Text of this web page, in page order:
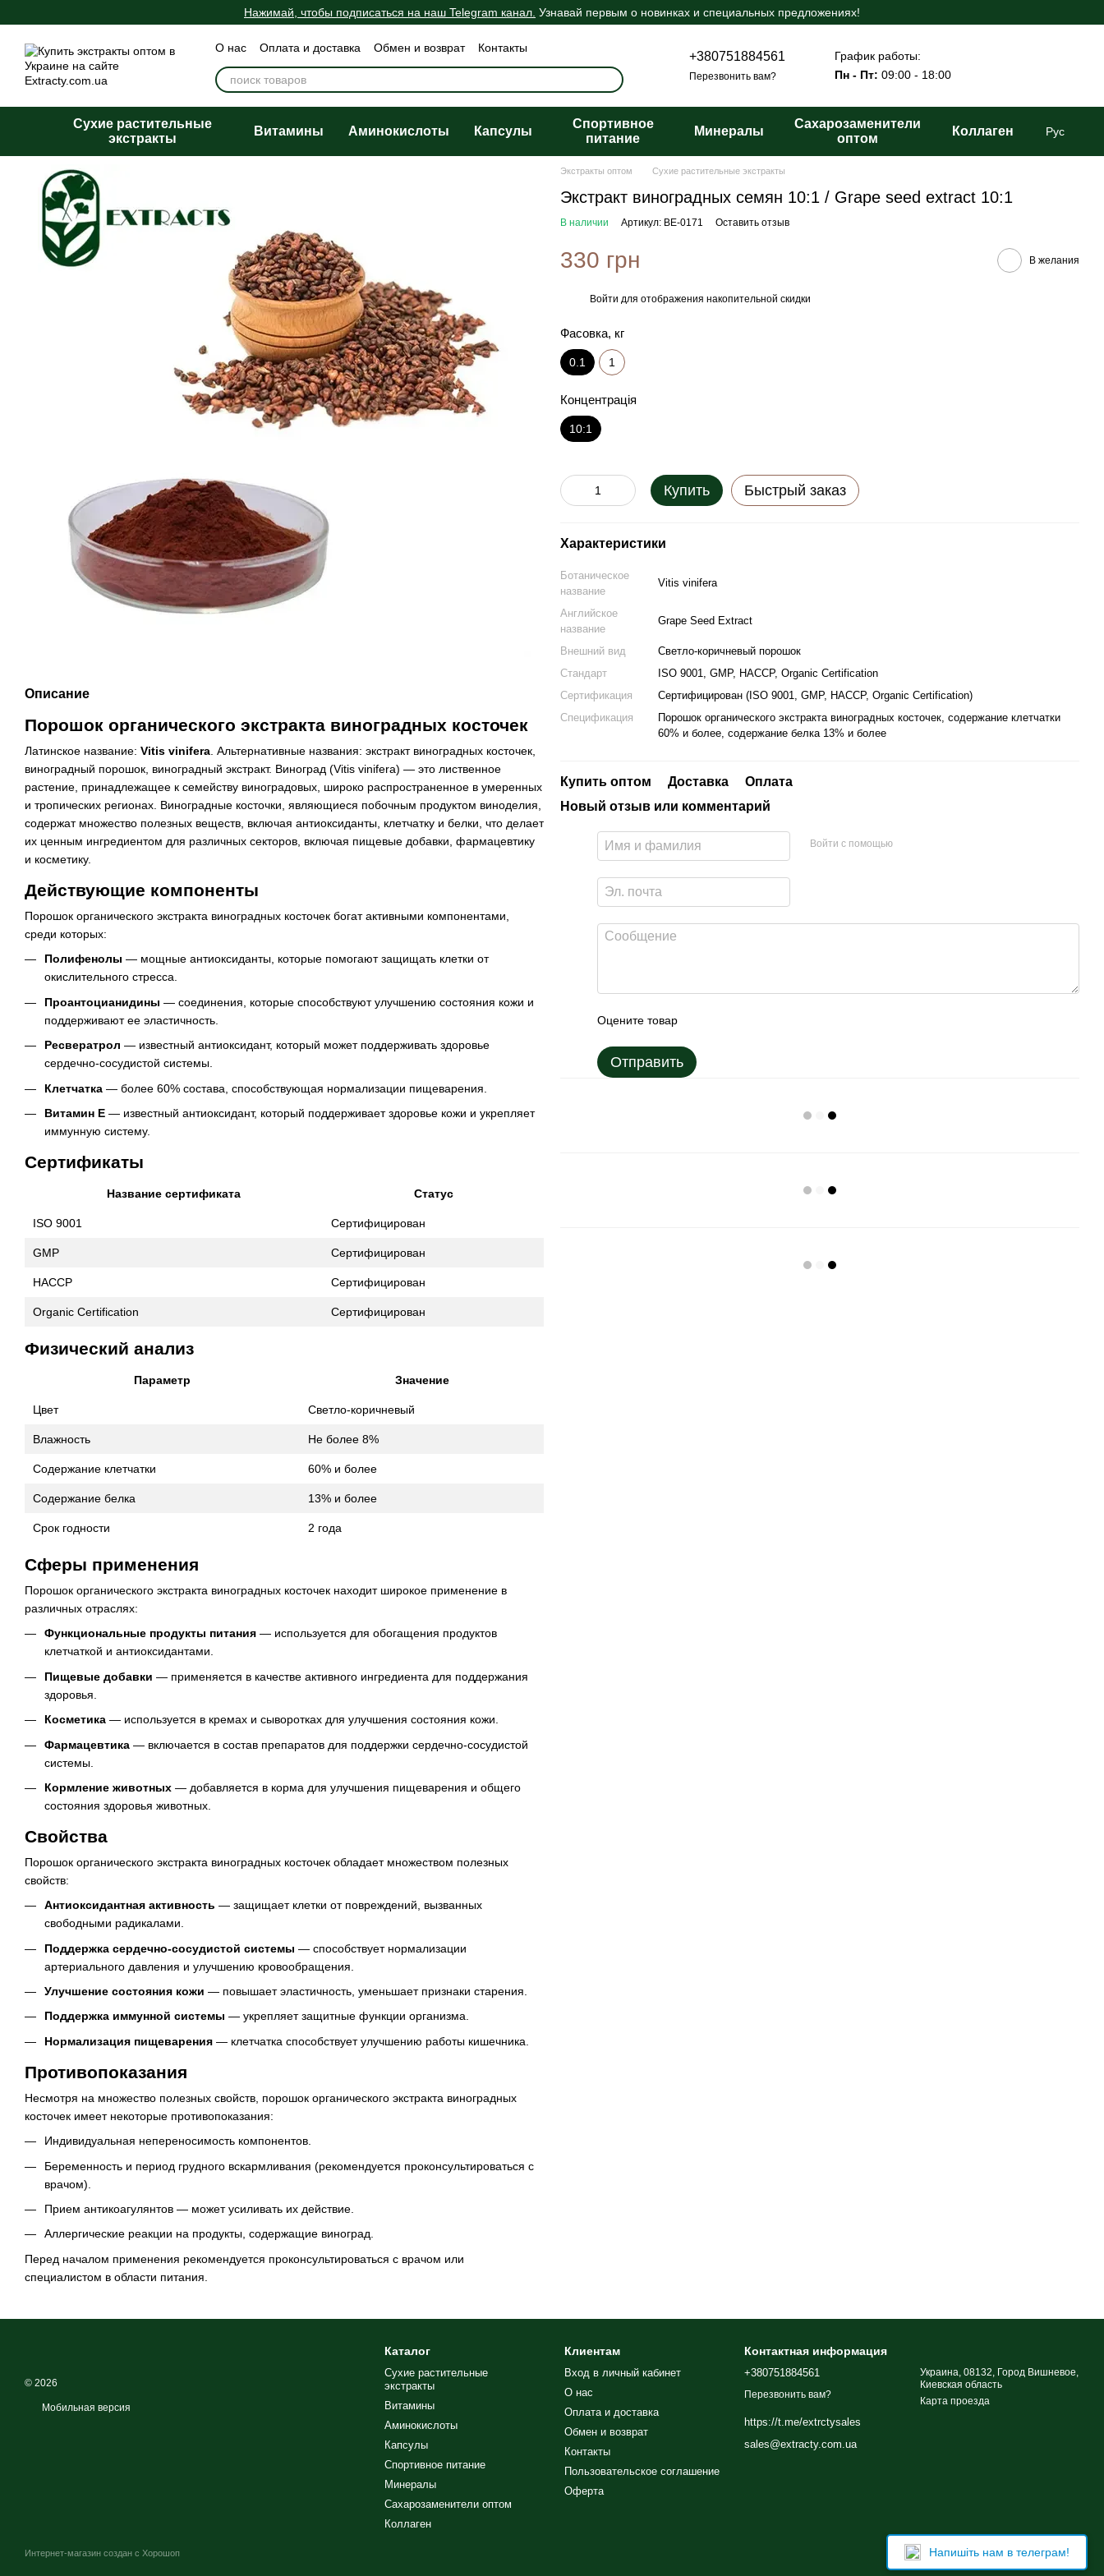
Нажимай, чтобы подписаться на наш Telegram канал. Узнавай первым о новинках и специальных предложениях!
О нас Оплата и доставка Обмен и возврат
Контакты
Пользовательское соглашение
Оферта
+380751884561
Перезвонить вам?
График работы:
Пн - Пт: 09:00 - 18:00
Сухие растительные
экстракты
Витамины Аминокислоты Капсулы
Спортивное
питание
Минералы
Сахарозаменители
оптом
Коллаген Рус
Описание
Порошок органического экстракта виноградных косточек
Латинское название: Vitis vinifera . Альтернативные названия: экстракт виноградных косточек,
виноградный порошок, виноградный экстракт. Виноград (Vitis vinifera) — это лиственное
растение, принадлежащее к семейству виноградовых, широко распространенное в умеренных
и тропических регионах. Виноградные косточки, являющиеся побочным продуктом виноделия,
содержат множество полезных веществ, включая антиоксиданты, клетчатку и белки, что делает
их ценным ингредиентом для различных секторов, включая пищевые добавки, фармацевтику
и косметику.
Действующие компоненты
Порошок органического экстракта виноградных косточек богат активными компонентами,
среди которых:
Полифенолы — мощные антиоксиданты, которые помогают защищать клетки от
окислительного стресса.
Проантоцианидины — соединения, которые способствуют улучшению состояния кожи и
поддерживают ее эластичность.
Ресвератрол — известный антиоксидант, который может поддерживать здоровье
сердечно-сосудистой системы.
Клетчатка — более 60% состава, способствующая нормализации пищеварения.
Витамин E — известный антиоксидант, который поддерживает здоровье кожи и укрепляет
иммунную систему.
Сертификаты
Название сертификата Статус
ISO 9001 Сертифицирован
GMP Сертифицирован
HACCP Сертифицирован
Organic Certification Сертифицирован
Физический анализ
Параметр Значение
Цвет Светло-коричневый
Влажность Не более 8%
Содержание клетчатки 60% и более
Содержание белка 13% и более
Срок годности 2 года
Сферы применения
Порошок органического экстракта виноградных косточек находит широкое применение в
различных отраслях:
Функциональные продукты питания — используется для обогащения продуктов
клетчаткой и антиоксидантами.
Пищевые добавки — применяется в качестве активного ингредиента для поддержания
здоровья.
Косметика — используется в кремах и сыворотках для улучшения состояния кожи.
Фармацевтика — включается в состав препаратов для поддержки сердечно-сосудистой
системы.
Кормление животных — добавляется в корма для улучшения пищеварения и общего
состояния здоровья животных.
Свойства
Порошок органического экстракта виноградных косточек обладает множеством полезных
свойств:
Антиоксидантная активность — защищает клетки от повреждений, вызванных
свободными радикалами.
Поддержка сердечно-сосудистой системы — способствует нормализации
артериального давления и улучшению кровообращения.
Улучшение состояния кожи — повышает эластичность, уменьшает признаки старения.
Поддержка иммунной системы — укрепляет защитные функции организма.
Нормализация пищеварения — клетчатка способствует улучшению работы кишечника.
Противопоказания
Несмотря на множество полезных свойств, порошок органического экстракта виноградных
косточек имеет некоторые противопоказания:
Индивидуальная непереносимость компонентов.
Беременность и период грудного вскармливания (рекомендуется проконсультироваться с
врачом).
Прием антикоагулянтов — может усиливать их действие.
Аллергические реакции на продукты, содержащие виноград.
Перед началом применения рекомендуется проконсультироваться с врачом или
специалистом в области питания.
Экстракты оптом Сухие растительные экстракты
Экстракт виноградных семян 10:1 / Grape seed extract 10:1
В наличии Артикул: BE-0171 Оставить отзыв
330 грн В желания
Войти для отображения накопительной скидки
Фасовка, кг
0.1 1
Концентрація
10:1
Купить Быстрый заказ
Характеристики
Ботаническое
название
Vitis vinifera
Английское
название
Grape Seed Extract
Внешний вид
Светло-коричневый порошок
Стандарт
ISO 9001, GMP, HACCP, Organic Certification
Сертификация
Сертифицирован (ISO 9001, GMP, HACCP, Organic Certification)
Спецификация
Порошок органического экстракта виноградных косточек, содержание клетчатки
60% и более, содержание белка 13% и более
Купить оптом Доставка
Оплата
Новый отзыв или комментарий
Войти с помощью
Оцените товар
Отправить
© 2026
Мобильная версия
Интернет-магазин создан с Хорошоп
Каталог
Сухие растительные
экстракты
Витамины
Аминокислоты
Капсулы
Спортивное питание
Минералы
Сахарозаменители оптом
Коллаген
Клиентам
Вход в личный кабинет
О нас
Оплата и доставка
Обмен и возврат
Контакты
Пользовательское соглашение
Оферта
Контактная информация
+380751884561
Перезвонить вам?
https://t.me/extrctysales
sales@extracty.com.ua
Украина, 08132, Город Вишневое,
Киевская область
Карта проезда
Напишіть нам в телеграм!